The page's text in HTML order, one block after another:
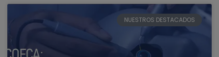
NUESTROS DESTACADOS